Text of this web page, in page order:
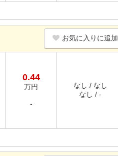
お気に入りに追加
0.44
万円
-
なし / なし
なし / -